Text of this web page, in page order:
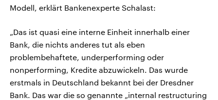
Modell, erklärt Bankenexperte Schalast:
„Das ist quasi eine interne Einheit innerhalb einer
Bank, die nichts anderes tut als eben
problembehaftete, underperforming oder
nonperforming, Kredite abzuwickeln. Das wurde
erstmals in Deutschland bekannt bei der Dresdner
Bank. Das war die so genannte „internal restructuring